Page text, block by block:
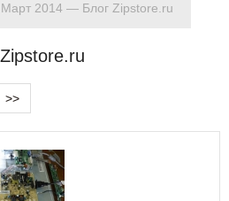
Март 2014 — Блог Zipstore.ru
>>